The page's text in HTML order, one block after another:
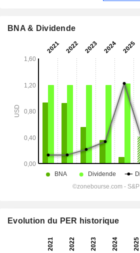
BNA & Dividende
Evolution du PER historique